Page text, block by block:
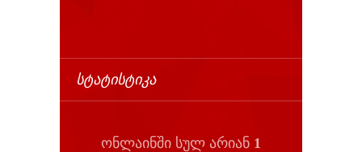
ᲡᲢᲐᲢᲘᲡᲢᲘᲙᲐ
ონლაინში სულ არიან 1